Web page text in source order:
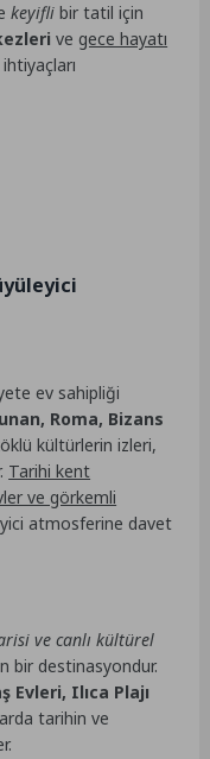
keyifli bir tatil için
ve gece hayatı
ev sahipliği
Roma, Bizans
kültürlerin izleri,
Tarihi kent
ve görkemli
atmosferine davet
ve canlı kültürel
bir destinasyondur.
Evleri, Ilıca Plajı
tarihin ve